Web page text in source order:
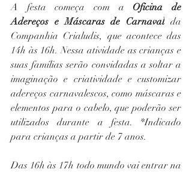
A festa começa com a Oficina de
Adereços e Máscaras de Carnaval da
Companhia Crialudis, que acontece das
14h às 16h. Nessa atividade as crianças e
suas famílias serão convidadas a soltar a
imaginação e criatividade e customizar
adereços carnavalescos, como máscaras e
elementos para o cabelo, que poderão ser
utilizados durante a festa. *Indicado
para crianças a partir de 7 anos.
Das 16h às 17h todo mundo vai entrar na